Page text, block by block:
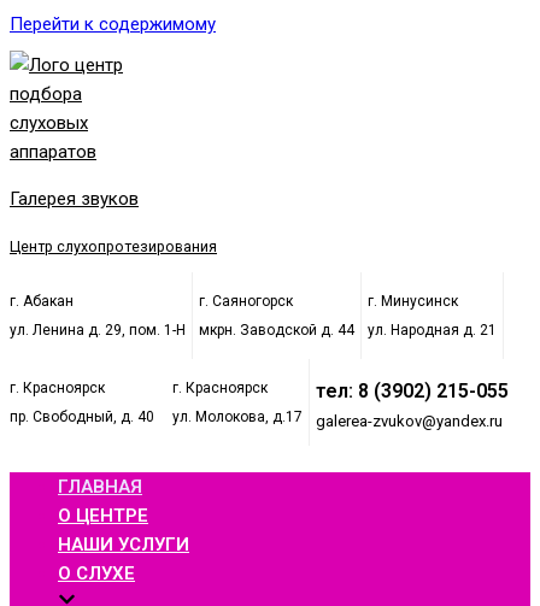
Перейти к содержимому
Галерея звуков
Центр слухопротезирования
г. Абакан
ул. Ленина д. 29, пом. 1-Н
г. Саяногорск
мкрн. Заводской д. 44
г. Минусинск
ул. Народная д. 21
г. Красноярск
пр. Свободный, д. 40
г. Красноярск
ул. Молокова, д.17
тел: 8 (3902) 215-055
galerea-zvukov@yandex.ru
ГЛАВНАЯ
О ЦЕНТРЕ
НАШИ УСЛУГИ
О СЛУХЕ